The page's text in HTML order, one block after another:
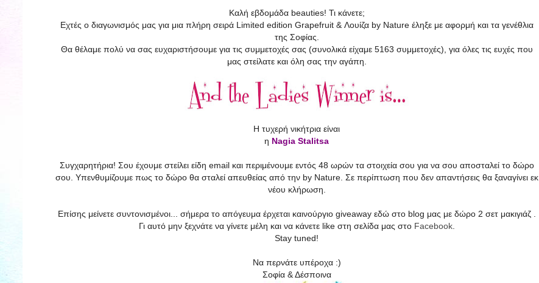
Καλή εβδομάδα beauties! Τι κάνετε;
Εχτές ο διαγωνισμός μας για μια πλήρη σειρά Limited edition Grapefruit & Λουίζα by Nature έληξε με αφορμή και τα γενέθλια
της Σοφίας.
Θα θέλαμε πολύ να σας ευχαριστήσουμε για τις συμμετοχές σας (συνολικά είχαμε 5163 συμμετοχές), για όλες τις ευχές που
μας στείλατε και όλη σας την αγάπη.
Η τυχερή νικήτρια είναι
η Nagia Stalitsa
Συγχαρητήρια! Σου έχουμε στείλει είδη email και περιμένουμε εντός 48 ωρών τα στοιχεία σου για να σου αποσταλείτο δώρο
σου. Υπενθυμίζουμε πως το δώρο θα σταλείαπευθείας από την by Nature. Σε περίπτωση που δεν απαντήσεις θα ξαναγίνει εκ
νέου κλήρωση.
Επίσης μείνετε συντονισμένοι... σήμερα το απόγευμα έρχεται καινούργιο giveaway εδώ στο blog μας με δώρο 2 σετ μακιγιάζ .
Γι αυτό μην ξεχνάτε να γίνετε μέλη και να κάνετε like στη σελίδα μας στο Facebook.
Stay tuned!
Να περνάτε υπέροχα :)
Σοφία & Δέσποινα